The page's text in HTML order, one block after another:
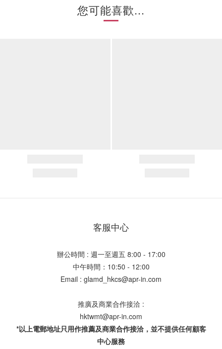
您可能喜歡...
客服中心
辦公時間 : 週一至週五 8:00 - 17:00
中午時間：10:50 - 12:00
Email : glamd_hkcs@apr-in.com
推廣及商業合作接洽 :
hktwmt@apr-in.com
*以上電郵地址只用作推薦及商業合作接洽，並不提供任何顧客
中心服務